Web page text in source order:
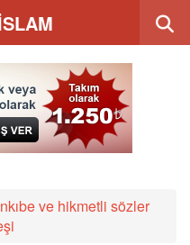
ve hikmetli sözler